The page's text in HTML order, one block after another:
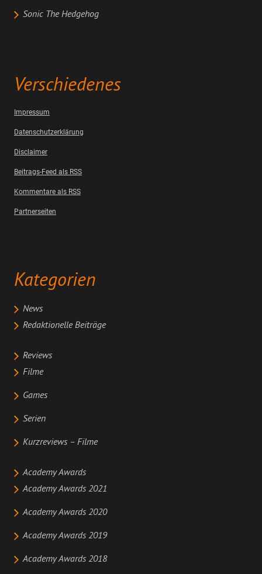
Sonic The Hedgehog
Verschiedenes
Impressum
Datenschutzerklärung
Disclaimer
Beitrags-Feed als RSS
Kommentare als RSS
Partnerseiten
Kategorien
News
Redaktionelle Beiträge
Reviews
Filme
Games
Serien
Kurzreviews – Filme
Academy Awards
Academy Awards 2021
Academy Awards 2020
Academy Awards 2019
Academy Awards 2018